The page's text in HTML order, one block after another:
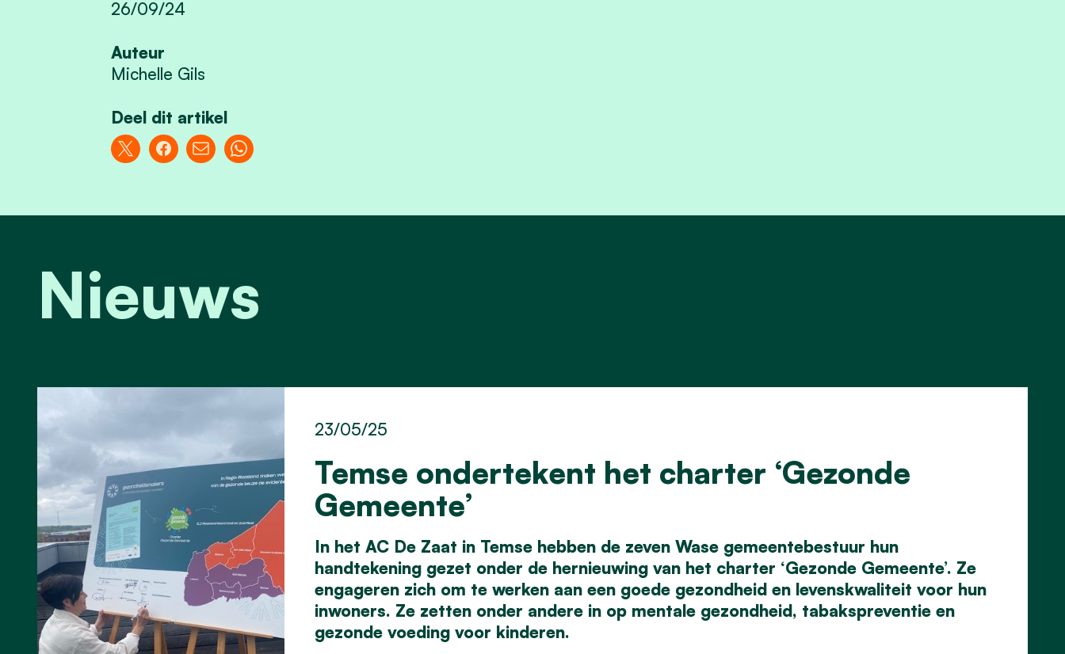
26/09/24
Auteur
Michelle Gils
Deel dit artikel
Nieuws
Temse ondertekent het charter ‘Gezonde
Gemeente’
23/05/25
In het AC De Zaat in Temse hebben de zeven Wase gemeentebestuur hun
handtekening gezet onder de hernieuwing van het charter ‘Gezonde Gemeente’. Ze
engageren zich om te werken aan een goede gezondheid en levenskwaliteit voor hun
inwoners. Ze zetten onder andere in op mentale gezondheid, tabakspreventie en
gezonde voeding voor kinderen.